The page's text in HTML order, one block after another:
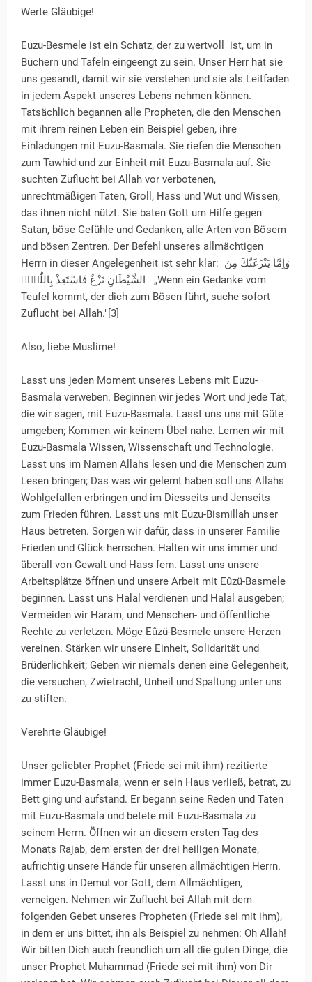
Werte Gläubige!
Euzu-Besmele ist ein Schatz, der zu wertvoll ist, um in
Büchern und Tafeln eingeengt zu sein. Unser Herr hat sie
uns gesandt, damit wir sie verstehen und sie als Leitfaden
in jedem Aspekt unseres Lebens nehmen können.
Tatsächlich begannen alle Propheten, die den Menschen
mit ihrem reinen Leben ein Beispiel geben, ihre
Einladungen mit Euzu-Basmala. Sie riefen die Menschen
zum Tawhid und zur Einheit mit Euzu-Basmala auf. Sie
suchten Zuflucht bei Allah vor verbotenen,
unrechtmäßigen Taten, Groll, Hass und Wut und Wissen,
das ihnen nicht nützt. Sie baten Gott um Hilfe gegen
Satan, böse Gefühle und Gedanken, alle Arten von Bösem
und bösen Zentren. Der Befehl unseres allmächtigen
Herrn in dieser Angelegenheit ist sehr klar: وَاِمَّا يَنْزَغَنَّكَ مِنَ
الشَّيْطَانِ نَزْغٌ فَاسْتَعِذْ بِاللّٰهِۜ „Wenn ein Gedanke vom
Teufel kommt, der dich zum Bösen führt, suche sofort
Zuflucht bei Allah."[3]
Also, liebe Muslime!
Lasst uns jeden Moment unseres Lebens mit Euzu-
Basmala verweben. Beginnen wir jedes Wort und jede Tat,
die wir sagen, mit Euzu-Basmala. Lasst uns uns mit Güte
umgeben; Kommen wir keinem Übel nahe. Lernen wir mit
Euzu-Basmala Wissen, Wissenschaft und Technologie.
Lasst uns im Namen Allahs lesen und die Menschen zum
Lesen bringen; Das was wir gelernt haben soll uns Allahs
Wohlgefallen erbringen und im Diesseits und Jenseits
zum Frieden führen. Lasst uns mit Euzu-Bismillah unser
Haus betreten. Sorgen wir dafür, dass in unserer Familie
Frieden und Glück herrschen. Halten wir uns immer und
überall von Gewalt und Hass fern. Lasst uns unsere
Arbeitsplätze öffnen und unsere Arbeit mit Eûzü-Basmele
beginnen. Lasst uns Halal verdienen und Halal ausgeben;
Vermeiden wir Haram, und Menschen- und öffentliche
Rechte zu verletzen. Möge Eûzü-Besmele unsere Herzen
vereinen. Stärken wir unsere Einheit, Solidarität und
Brüderlichkeit; Geben wir niemals denen eine Gelegenheit,
die versuchen, Zwietracht, Unheil und Spaltung unter uns
zu stiften.
Verehrte Gläubige!
Unser geliebter Prophet (Friede sei mit ihm) rezitierte
immer Euzu-Basmala, wenn er sein Haus verließ, betrat, zu
Bett ging und aufstand. Er begann seine Reden und Taten
mit Euzu-Basmala und betete mit Euzu-Basmala zu
seinem Herrn. Öffnen wir an diesem ersten Tag des
Monats Rajab, dem ersten der drei heiligen Monate,
aufrichtig unsere Hände für unseren allmächtigen Herrn.
Lasst uns in Demut vor Gott, dem Allmächtigen,
verneigen. Nehmen wir Zuflucht bei Allah mit dem
folgenden Gebet unseres Propheten (Friede sei mit ihm),
in dem er uns bittet, ihn als Beispiel zu nehmen: Oh Allah!
Wir bitten Dich auch freundlich um all die guten Dinge, die
unser Prophet Muhammad (Friede sei mit ihm) von Dir